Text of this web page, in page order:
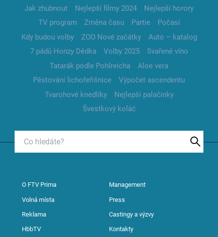
Jak zhubnout Nejlepší filmy 2024
Nejlepší horory
TV program
Změna času Partie
Počasí
Kdy budou volby
ZOO Nové začátky
Auto – katalog
7 pádů Honzy Dědka
Volby 2025
Svařené víno
Tatarák podle Pohlreicha
Aloe vera
Pěstování lichořeřišnice
Výpočet ascendentu
Tvarohové knedlíky
Nejlepší palačinky
Švestkový koláč
O FTV Prima Management
Volná místa Press
Reklama Castingy a výzvy
HbbTV Kontakty